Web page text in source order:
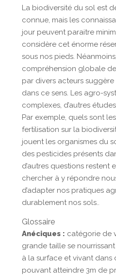
La biodiversité du sol est
connue, mais les
jour peuvent paraitre
considère cet énorme
sous nos pieds.
compréhension globale
par divers acteurs
dans ce sens. Les agro-
complexes, d’autres
Par exemple, quels sont
fertilisation sur la
jouent les organismes du
des pesticides présents
d’autres questions restent
chercher à y répondre
d’adapter nos pratiques
durablement nos sols..
Glossaire
Anéciques : catégorie de
grande taille se
à la surface et vivant dans
pouvant atteindre 3m de